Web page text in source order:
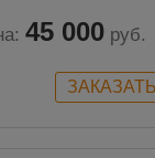
45 000 руб.